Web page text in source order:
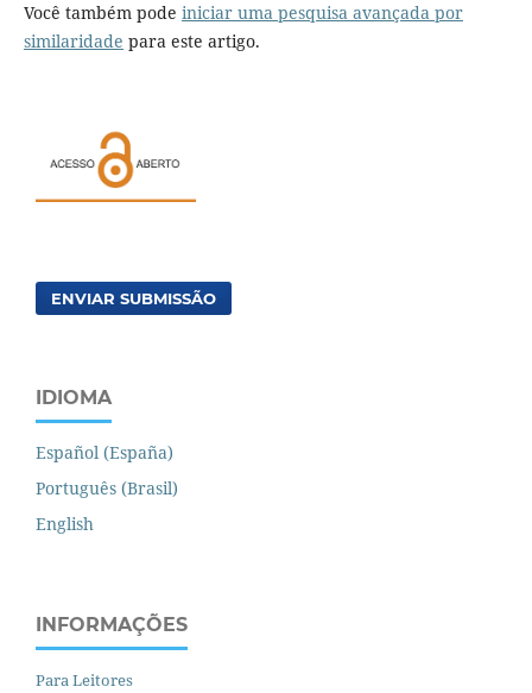
Você também pode iniciar uma pesquisa avançada por
similaridade para este artigo.
ENVIAR SUBMISSÃO
IDIOMA
Español (España)
Português (Brasil)
English
INFORMAÇÕES
Para Leitores